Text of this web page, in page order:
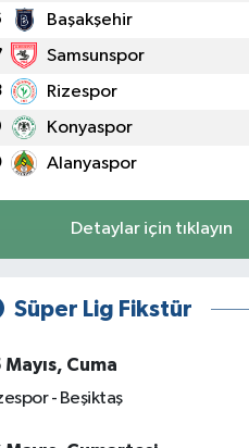
Başakşehir
Samsunspor
Rizespor
Konyaspor
Alanyaspor
Detaylar için tıklayın
Süper Lig Fikstür
Mayıs, Cuma
- Beşiktaş